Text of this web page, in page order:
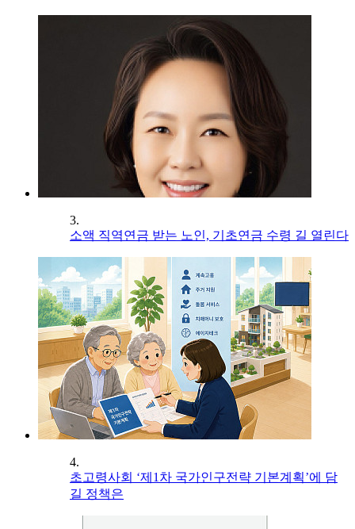
3.
소액 직역연금 받는 노인, 기초연금 수령 길 열린다
4.
초고령사회 ‘제1차 국가인구전략 기본계획’에 담
길 정책은